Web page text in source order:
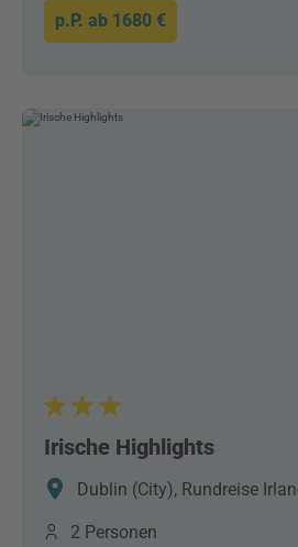
p.P. ab 1680 €
Irische Highlights
Dublin (City), Rundreise
2 Personen